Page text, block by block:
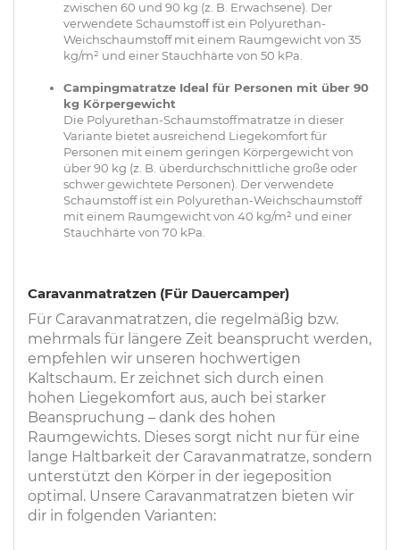
zwischen 60 und 90 kg (z. B. Erwachsene). Der
verwendete Schaumstoff ist ein Polyurethan-
Weichschaumstoff mit einem Raumgewicht von 35
kg/m² und einer Stauchhärte von 50 kPa.
Campingmatratze Ideal für Personen mit über 90
kg Körpergewicht
Die Polyurethan-Schaumstoffmatratze in dieser
Variante bietet ausreichend Liegekomfort für
Personen mit einem geringen Körpergewicht von
über 90 kg (z. B. überdurchschnittliche große oder
schwer gewichtete Personen). Der verwendete
Schaumstoff ist ein Polyurethan-Weichschaumstoff
mit einem Raumgewicht von 40 kg/m² und einer
Stauchhärte von 70 kPa.
Caravanmatratzen (Für Dauercamper)
Für Caravanmatratzen, die regelmäßig bzw.
mehrmals für längere Zeit beansprucht werden,
empfehlen wir unseren hochwertigen
Kaltschaum. Er zeichnet sich durch einen
hohen Liegekomfort aus, auch bei starker
Beanspruchung – dank des hohen
Raumgewichts. Dieses sorgt nicht nur für eine
lange Haltbarkeit der Caravanmatratze, sondern
unterstützt den Körper in der iegeposition
optimal. Unsere Caravanmatratzen bieten wir
dir in folgenden Varianten: